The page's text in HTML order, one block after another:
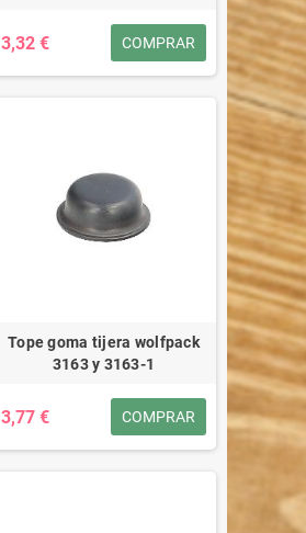
3,32 € COMPRAR
Tope goma tijera wolfpack
3163 y 3163-1
3,77 € COMPRAR